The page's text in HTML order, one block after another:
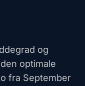
og
optimale
fra September